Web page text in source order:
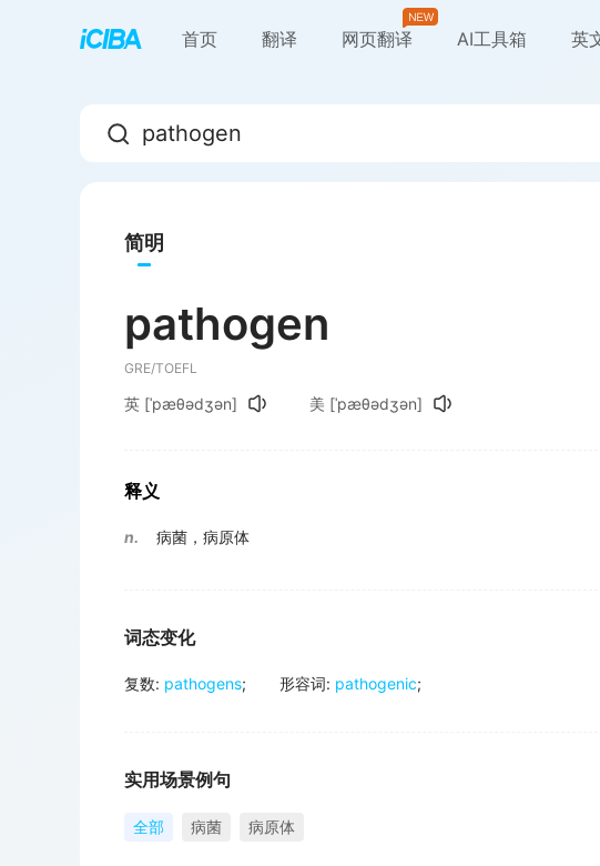
首页 翻译 网页翻译 AI工具箱 英
简明
pathogen
GRE/TOEFL
英 [ˈpæθədʒən] 美 [ˈpæθədʒən]
释义
n. 病菌，病原体
词态变化
复数: pathogens; 形容词: pathogenic;
实用场景例句
全部 病菌 病原体